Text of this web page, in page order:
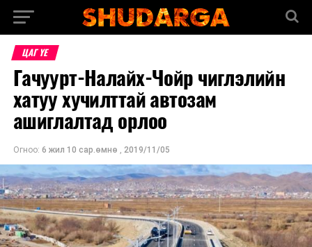
ЦАГ ҮЕ
Гачуурт-Налайх-Чойр чиглэлийн
хатуу хучилттай автозам
ашиглалтад орлоо
Огноо: 6 жил 10 сар.өмнө , 2019/11/05